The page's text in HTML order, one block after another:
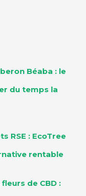
Béaba : le
du temps la
RSE : EcoTree
rentable
de CBD :